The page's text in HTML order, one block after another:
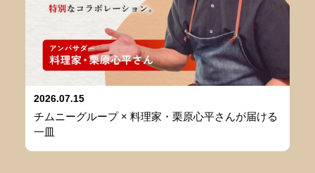
2026.07.15
チムニーグループ × 料理家・栗原心平さんが届ける
一皿